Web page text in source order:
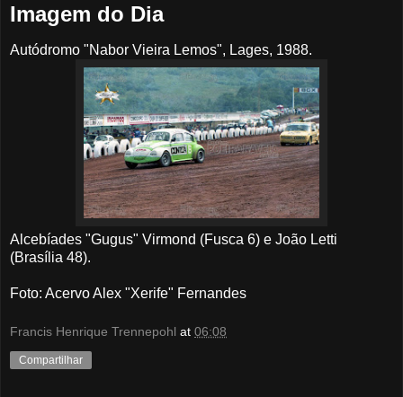
Imagem do Dia
Autódromo "Nabor Vieira Lemos", Lages, 1988.
Alcebíades "Gugus" Virmond (Fusca 6) e João Letti
(Brasília 48).
Foto: Acervo Alex "Xerife" Fernandes
Francis Henrique Trennepohl at 06:08
Compartilhar